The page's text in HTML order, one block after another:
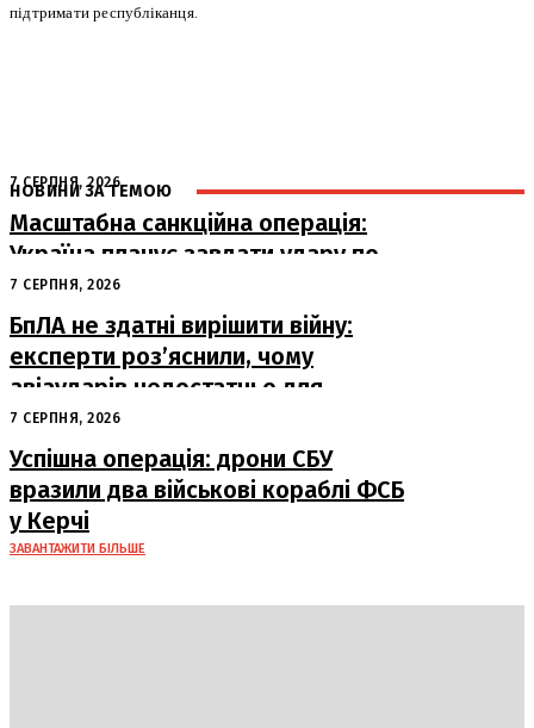
підтримати республіканця.
НОВИНИ ЗА ТЕМОЮ
7 СЕРПНЯ, 2026
Масштабна санкційна операція:
Україна планує завдати удару по
російському ВПК
7 СЕРПНЯ, 2026
БпЛА не здатні вирішити війну:
експерти роз’яснили, чому
авіаударів недостатньо для
досягнення миру
7 СЕРПНЯ, 2026
Успішна операція: дрони СБУ
вразили два військові кораблі ФСБ
у Керчі
ЗАВАНТАЖИТИ БІЛЬШЕ